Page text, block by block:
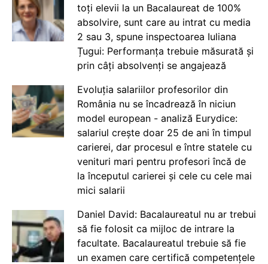
toți elevii la un Bacalaureat de 100%
absolvire, sunt care au intrat cu media
2 sau 3, spune inspectoarea Iuliana
Țugui: Performanța trebuie măsurată și
prin câți absolvenți se angajează
Evoluția salariilor profesorilor din
România nu se încadrează în niciun
model european - analiză Eurydice:
salariul crește doar 25 de ani în timpul
carierei, dar procesul e între statele cu
venituri mari pentru profesori încă de
la începutul carierei și cele cu cele mai
mici salarii
Daniel David: Bacalaureatul nu ar trebui
să fie folosit ca mijloc de intrare la
facultate. Bacalaureatul trebuie să fie
un examen care certifică competențele